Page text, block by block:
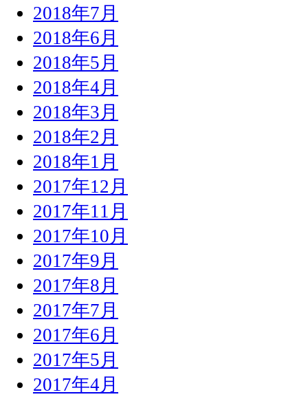
2018年7月
2018年6月
2018年5月
2018年4月
2018年3月
2018年2月
2018年1月
2017年12月
2017年11月
2017年10月
2017年9月
2017年8月
2017年7月
2017年6月
2017年5月
2017年4月